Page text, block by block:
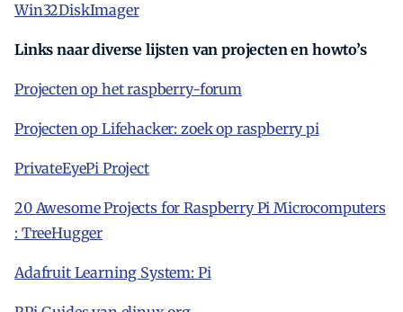
Win32DiskImager
Links naar diverse lijsten van projecten en howto’s
Projecten op het raspberry-forum
Projecten op Lifehacker: zoek op raspberry pi
PrivateEyePi Project
20 Awesome Projects for Raspberry Pi Microcomputers
: TreeHugger
Adafruit Learning System: Pi